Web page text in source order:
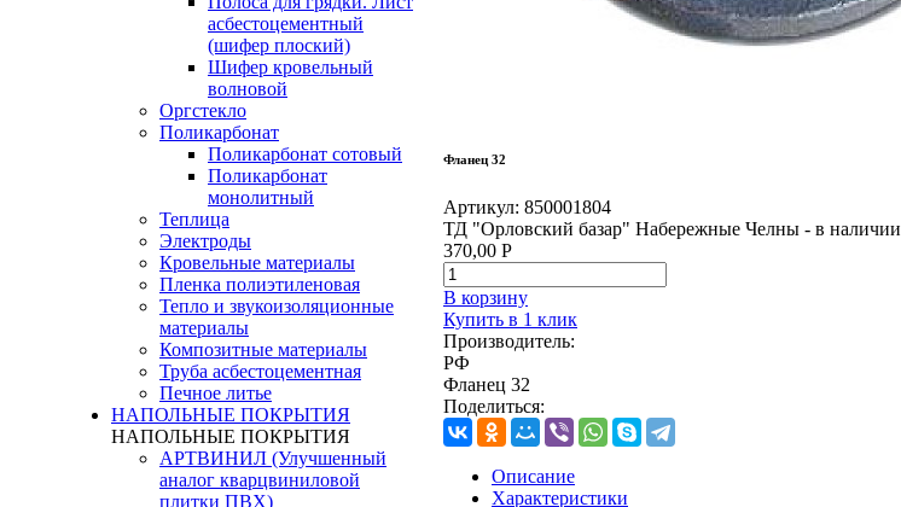
асбестоцементный
(шифер плоский)
Шифер кровельный
волновой
Оргстекло
Поликарбонат
Поликарбонат сотовый
Поликарбонат
монолитный
Теплица
Электроды
Кровельные материалы
Пленка полиэтиленовая
Тепло и звукоизоляционные
материалы
Композитные материалы
Труба асбестоцементная
Печное литье
НАПОЛЬНЫЕ ПОКРЫТИЯ
НАПОЛЬНЫЕ ПОКРЫТИЯ
АРТВИНИЛ (Улучшенный
аналог кварцвиниловой
плитки ПВХ)
Фланец 32
Артикул: 850001804
ТД "Орловский базар" Набережные Челны - в наличии
370,00 Р
В корзину
Купить в 1 клик
Производитель:
РФ
Фланец 32
Поделиться:
Описание
Характеристики